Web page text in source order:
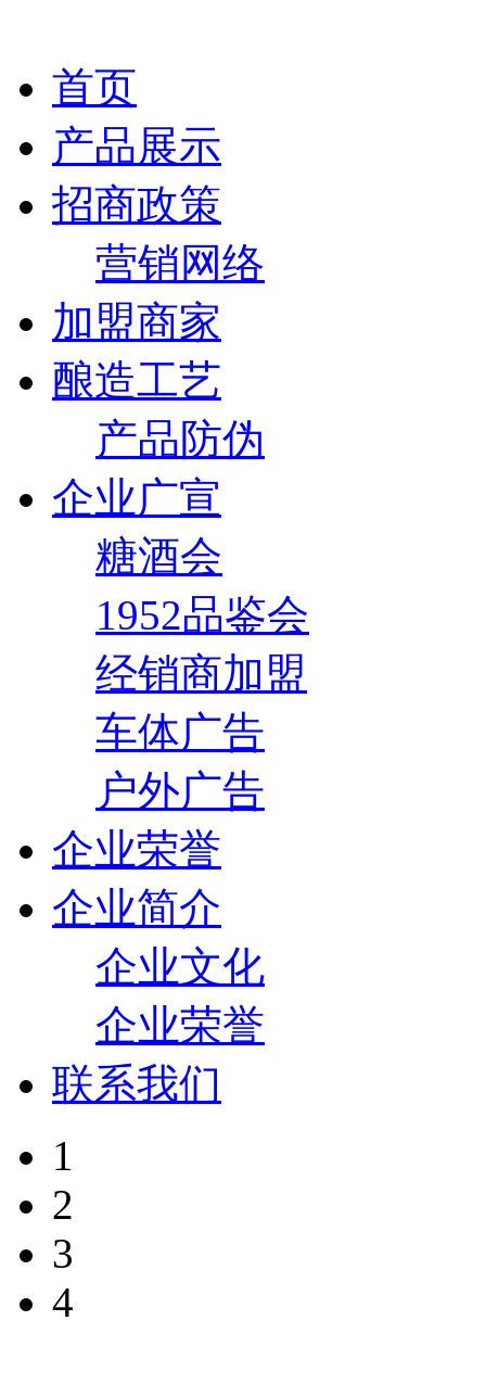
首页
产品展示
招商政策
营销网络
加盟商家
酿造工艺
产品防伪
企业广宣
糖酒会
1952品鉴会
经销商加盟
车体广告
户外广告
企业荣誉
企业简介
企业文化
企业荣誉
联系我们
1
2
3
4